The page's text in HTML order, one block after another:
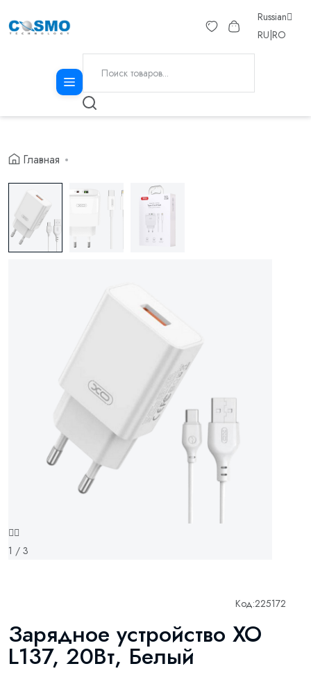
Russian
RU RO
Главная
1 / 3
Код:225172
Зарядное устройство XO
L137, 20Вт, Белый